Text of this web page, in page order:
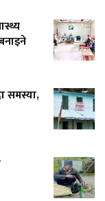
समस्या,